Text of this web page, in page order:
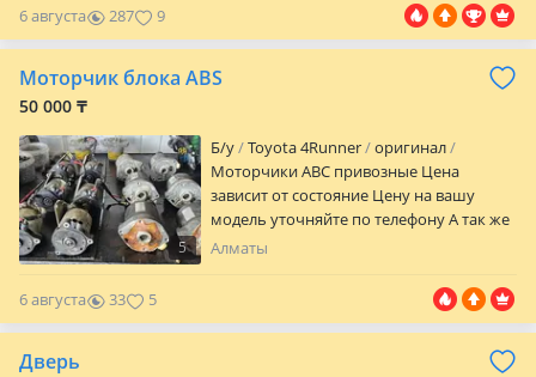
на рынки Японии, Объединённых
Арабских Эмиратов, Англии, Россия и
зависит от марка и год выпуски
ставке 57.000 тысяч. Год 2006. Продается
6 августа 287 9
Моторчик блока ABS
50 000 ₸
5
Б/y Toyota 4Runner
оригинал
Моторчики АBC привозные Цена
зависит от состояние Цену на вашу
модель уточняйте по телефону А так же
можем поменять моторчик у нас в
Алматы
6 августа 33 5
Дверь